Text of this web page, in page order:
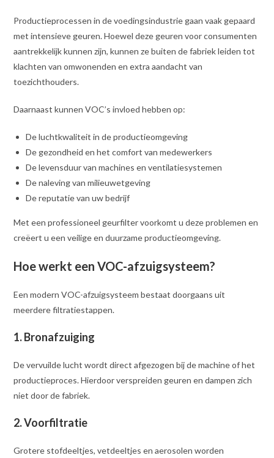
Productieprocessen in de voedingsindustrie gaan vaak gepaard
met intensieve geuren. Hoewel deze geuren voor consumenten
aantrekkelijk kunnen zijn, kunnen ze buiten de fabriek leiden tot
klachten van omwonenden en extra aandacht van
toezichthouders.
Daarnaast kunnen VOC’s invloed hebben op:
De luchtkwaliteit in de productieomgeving
De gezondheid en het comfort van medewerkers
De levensduur van machines en ventilatiesystemen
De naleving van milieuwetgeving
De reputatie van uw bedrijf
Met een professioneel geurfilter voorkomt u deze problemen en
creëert u een veilige en duurzame productieomgeving.
Hoe werkt een VOC-afzuigsysteem?
Een modern VOC-afzuigsysteem bestaat doorgaans uit
meerdere filtratiestappen.
1. Bronafzuiging
De vervuilde lucht wordt direct afgezogen bij de machine of het
productieproces. Hierdoor verspreiden geuren en dampen zich
niet door de fabriek.
2. Voorfiltratie
Grotere stofdeeltjes, vetdeeltjes en aerosolen worden